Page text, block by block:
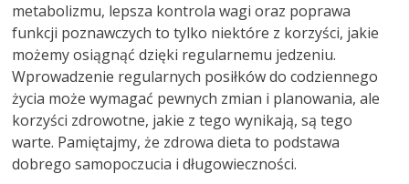
metabolizmu, lepsza kontrola wagi oraz poprawa
funkcji poznawczych to tylko niektóre z korzyści, jakie
możemy osiągnąć dzięki regularnemu jedzeniu.
Wprowadzenie regularnych posiłków do codziennego
życia może wymagać pewnych zmian i planowania, ale
korzyści zdrowotne, jakie z tego wynikają, są tego
warte. Pamiętajmy, że zdrowa dieta to podstawa
dobrego samopoczucia i długowieczności.